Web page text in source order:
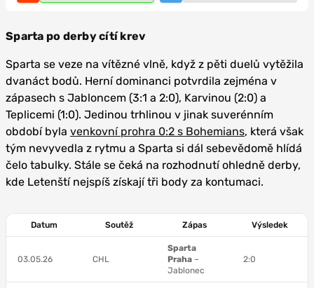
Sparta po derby cítí krev
Sparta se veze na vítězné vlně, když z pěti duelů vytěžila
dvanáct bodů. Herní dominanci potvrdila zejména v
zápasech s Jabloncem (3:1 a 2:0), Karvinou (2:0) a
Teplicemi (1:0). Jedinou trhlinou v jinak suverénním
období byla venkovní prohra 0:2 s Bohemians, která však
tým nevyvedla z rytmu a Sparta si dál sebevědomě hlídá
čelo tabulky. Stále se čeká na rozhodnutí ohledně derby,
kde Letenští nejspíš získají tři body za kontumaci.
Datum Soutěž Zápas Výsledek
03.05.26 CHL
Sparta
Praha –
Jablonec
2:0